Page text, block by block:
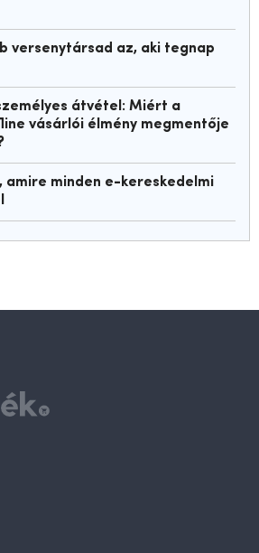
versenytársad az, aki tegnap
átvétel: Miért a
vásárlói élmény megmentője
amire minden e-kereskedelmi